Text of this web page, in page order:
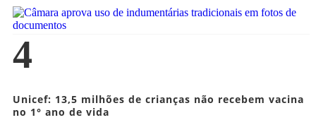
4
Unicef: 13,5 milhões de crianças não recebem vacina
no 1° ano de vida